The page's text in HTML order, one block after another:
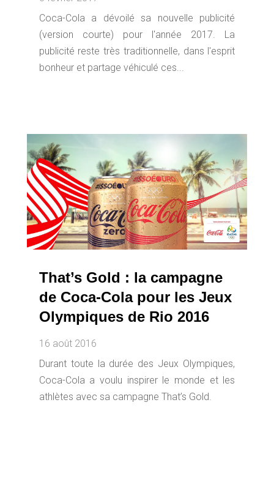
Coca-Cola a dévoilé sa nouvelle publicité
(version courte) pour l'année 2017. La
publicité reste très traditionnelle, dans l'esprit
bonheur et partage véhiculé ces...
That’s Gold : la campagne
de Coca-Cola pour les Jeux
Olympiques de Rio 2016
16 août 2016
Durant toute la durée des Jeux Olympiques,
Coca-Cola a voulu inspirer le monde et les
athlètes avec sa campagne That’s Gold.